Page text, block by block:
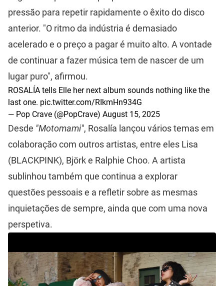
pressão para repetir rapidamente o êxito do disco
anterior. "O ritmo da indústria é demasiado
acelerado e o preço a pagar é muito alto. A vontade
de continuar a fazer música tem de nascer de um
lugar puro", afirmou.
ROSALÍA tells Elle her next album sounds nothing like the
last one. pic.twitter.com/RIkmHn934G
— Pop Crave (@PopCrave) August 15, 2025
Desde "Motomami", Rosalía lançou vários temas em
colaboração com outros artistas, entre eles Lisa
(BLACKPINK), Björk e Ralphie Choo. A artista
sublinhou também que continua a explorar
questões pessoais e a refletir sobre as mesmas
inquietações de sempre, ainda que com uma nova
perspetiva.